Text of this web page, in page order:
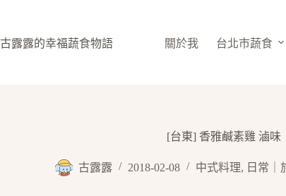
主
古露露的幸福蔬食物語 關於我 台北市蔬食
[台東] 香雅鹹素雞 滷味
古露露 2018-02-08 中式料理, 日常｜